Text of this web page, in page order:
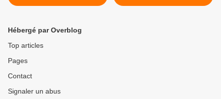
défie l'amer Noël que la
à la souris sans croquer la
Hébergé par Overblog
Top articles
Pages
Contact
Signaler un abus